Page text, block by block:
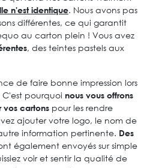
n'est identique. Nous avons pas
différentes, ce qui garantit
au carton plein ! Vous avez
, des teintes pastels aux
de faire bonne impression lors
pourquoi nous vous offrons
vos cartons pour les rendre
ajouter votre logo, le nom de
information pertinente. Des
également envoyés sur simple
voir et sentir la qualité de